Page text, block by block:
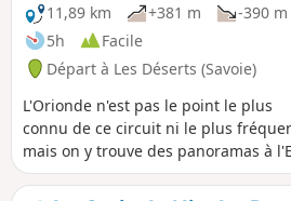
11,89 km
+381 m
-390 m
5h
Facile
Départ à Les Déserts (Savoie)
L'Orionde n'est pas le point le plus
connu de ce circuit ni le plus
mais on y trouve des panoramas à
et à l'Ouest. Le site le plus connu
bien sur la Croix du Nivolet qui pour